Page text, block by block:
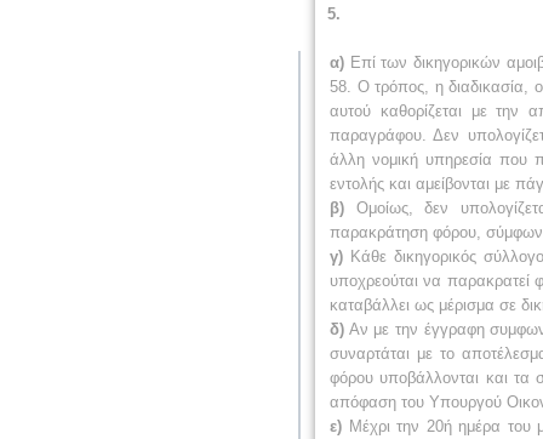
5.
α) Επί των δικηγορικών
58. Ο τρόπος, η διαδικασία,
αυτού καθορίζεται με την
παραγράφου. Δεν
άλλη νομική υπηρεσία που
εντολής και αμείβονται με
β) Ομοίως, δεν
παρακράτηση φόρου,
γ) Κάθε δικηγορικός
υποχρεούται να παρακρατεί
καταβάλλει ως μέρισμα σε
δ) Αν με την έγγραφη
συναρτάται με το
φόρου υποβάλλονται και τα
απόφαση του Υπουργού
ε) Μέχρι την 20ή ημέρα του